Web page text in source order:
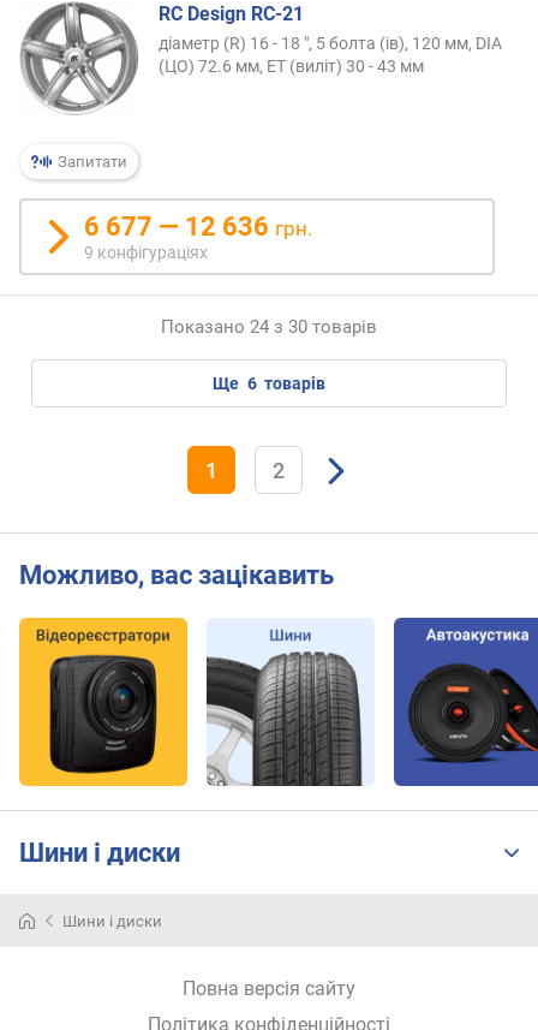
Запитати
RC Design RC-21
діаметр (R) 16 - 18 ", 5 болта (ів), 120 мм, DIA
(ЦО) 72.6 мм, ET (виліт) 30 - 43 мм
6 677 — 12 636 грн.
9 конфігураціях
Показано 24 з 30 товарів
ще 6 товарів
1 2
Можливо, вас зацікавить
Шини і диски
Шини і диски
Повна версія сайту
Політика конфіденційності